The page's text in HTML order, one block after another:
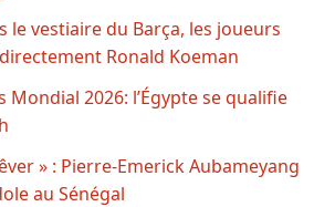
le vestiaire du Barça, les joueurs
Ronald Koeman
Mondial 2026: l’Égypte se qualifie
» : Pierre-Emerick Aubameyang
au Sénégal